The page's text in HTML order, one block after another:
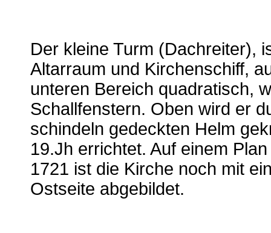
Der kleine Turm (Dachreiter),
Altarraum und Kirchenschiff,
unteren Bereich quadratisch,
Schallfenstern. Oben wird er
schindeln gedeckten Helm
19.Jh errichtet. Auf einem
1721 ist die Kirche noch mit
Ostseite abgebildet.